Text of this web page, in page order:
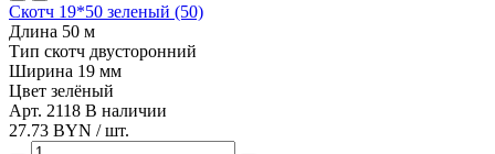
Скотч 19*50 зеленый (50)
Длина 50 м
Тип скотч двусторонний
Ширина 19 мм
Цвет зелёный
Арт. 2118 В наличии
27.73 BYN / шт.